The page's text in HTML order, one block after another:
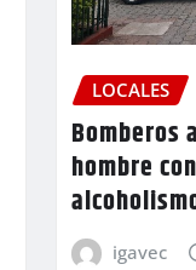
LOCALES
Bomberos
hombre
igavec